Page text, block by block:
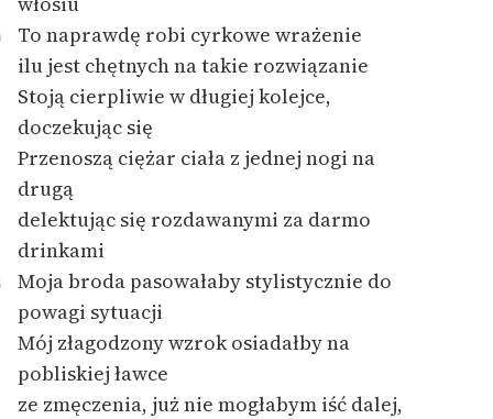
To naprawdę robi cyrkowe wrażenie
ilu jest chętnych na takie rozwiązanie
Stoją cierpliwie w długiej kolejce,
doczekując się
Przenoszą ciężar ciała z jednej nogi na
drugą
delektując się rozdawanymi za darmo
drinkami
Moja broda pasowałaby stylistycznie do
powagi sytuacji
Mój złagodzony wzrok osiadałby na
pobliskiej ławce
ze zmęczenia, już nie mogłabym iść dalej,